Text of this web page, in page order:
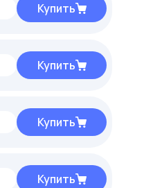
Купить
Купить
Купить
Купить